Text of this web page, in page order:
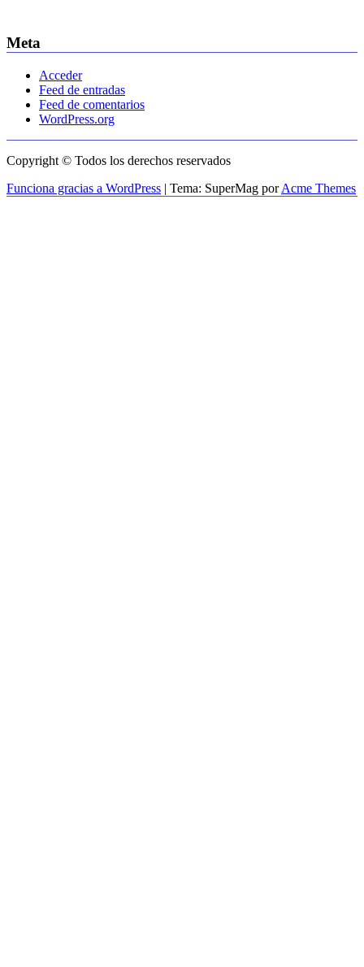
Meta
Acceder
Feed de entradas
Feed de comentarios
WordPress.org
Copyright © Todos los derechos reservados
Funciona gracias a WordPress | Tema: SuperMag porAcme Themes